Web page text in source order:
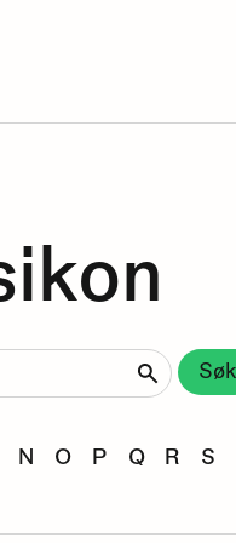
N O P Q R S